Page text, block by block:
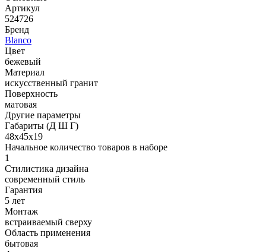
Артикул
524726
Бренд
Blanco
Цвет
бежевый
Материал
искусственный гранит
Поверхность
матовая
Другие параметры
Габариты (Д Ш Г)
48х45х19
Начальное количество товаров в наборе
1
Стилистика дизайна
современный стиль
Гарантия
5 лет
Монтаж
встраиваемый сверху
Область применения
бытовая